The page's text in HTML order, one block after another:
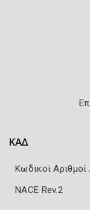
ΚΑΔ
Κωδικοί
NACE Rev.2